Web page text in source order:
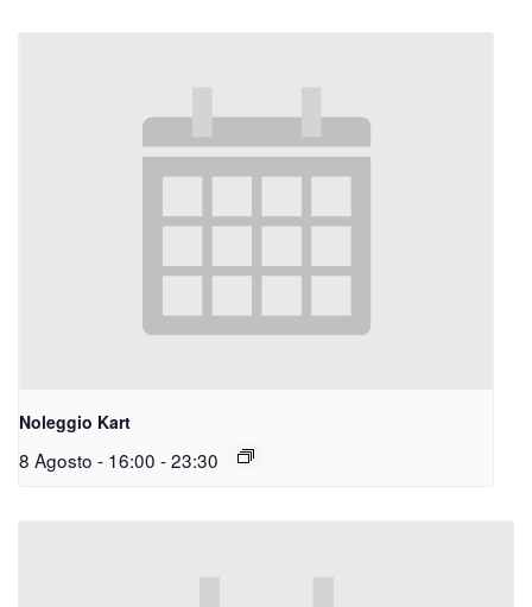
Noleggio Kart
8 Agosto - 16:00 -23:30